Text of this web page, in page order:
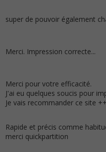
super de pouvoir également
Merci. Impression correcte...
Merci pour votre efficacité.
J'ai eu quelques soucis pour
Je vais recommander ce site
Rapide et précis comme
merci quickpartition